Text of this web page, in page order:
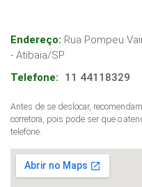
Endereço: Rua Pompeu
- Atibaia/SP
Telefone:
11 44118329
Antes de se deslocar,
corretora, pois pode ser que o
telefone.